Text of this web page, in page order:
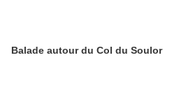
Balade autour du Col du Soulor